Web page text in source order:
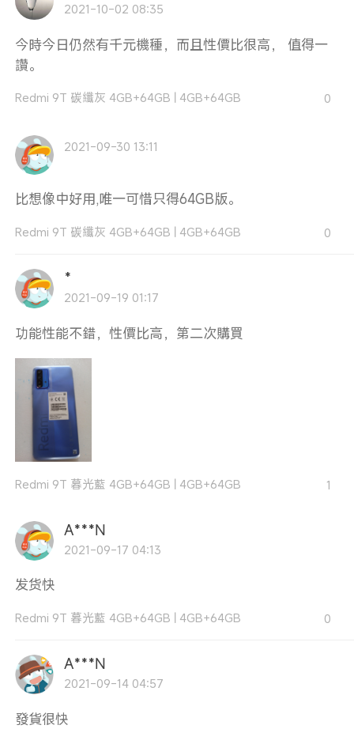
2021-10-02 08:35
今時今日仍然有千元機種，而且性價比很高， 值得一
讚。
Redmi 9T 碳纖灰 4GB+64GB | 4GB+64GB 0
2021-09-30 13:11
比想像中好用,唯一可惜只得64GB版。
Redmi 9T 碳纖灰 4GB+64GB | 4GB+64GB 0
*
2021-09-19 01:17
功能性能不錯，性價比高，第二次購買
Redmi 9T 暮光藍 4GB+64GB | 4GB+64GB 1
A***N
2021-09-17 04:13
发货快
Redmi 9T 暮光藍 4GB+64GB | 4GB+64GB 0
A***N
2021-09-14 04:57
發貨很快